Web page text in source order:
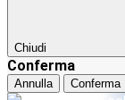
Chiudi
Conferma
Annulla Conferma